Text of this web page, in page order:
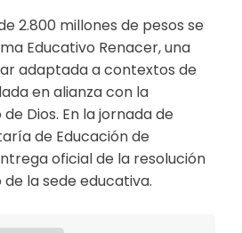
2.800 millones de pesos se
Educativo Renacer, una
adaptada a contextos de
en alianza con la
Dios. En la jornada de
de Educación de
oficial de la resolución
la sede educativa.